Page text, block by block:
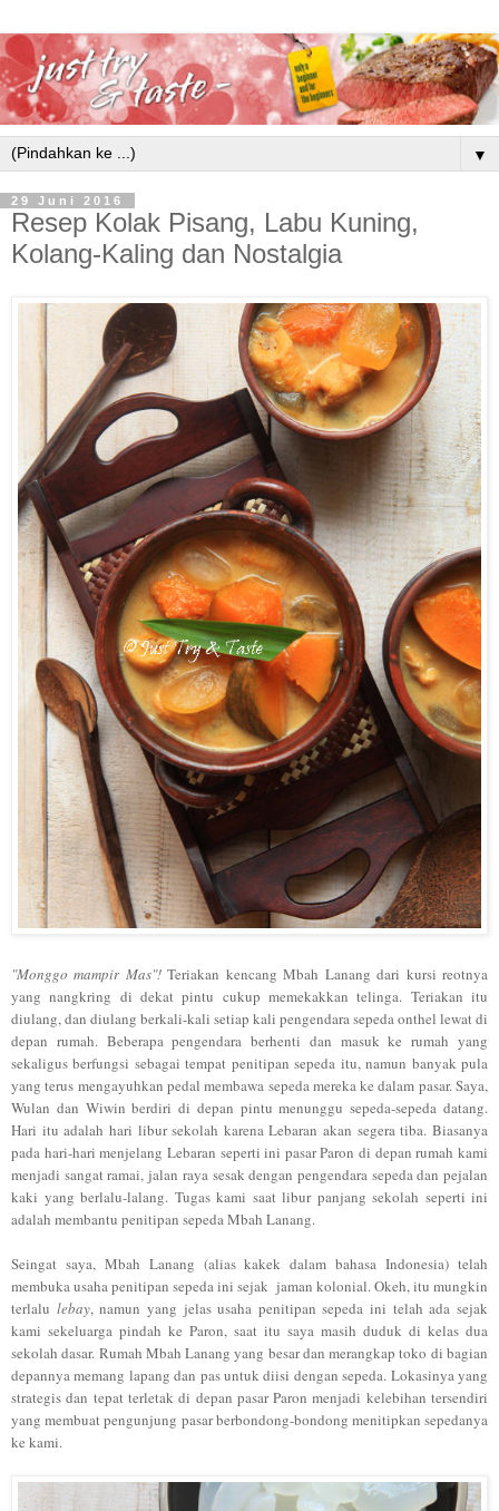
▼
29 Juni 2016
Resep Kolak Pisang, Labu Kuning,
Kolang-Kaling dan Nostalgia
"Monggo mampir Mas"!Teriakan kencangMbah Lanang dari kursi reotnya
yang nangkring di dekatpintu cukup memekakkan telinga. Teriakan itu
diulang,dan diulang berkali-kali setiap kali pengendara sepeda onthel lewat di
depan rumah. Beberapapengendara berhenti dan masukke rumah yang
sekaligus berfungsi sebagai tempat penitipan sepeda itu,namun banyak pula
yangterus mengayuhkan pedal membawa sepeda mereka ke dalam pasar.Saya,
Wulan dan Wiwin berdiri di depan pintu menunggusepeda-sepeda datang.
Hari itu adalah hari libur sekolah karena Lebaran akan segera tiba.Biasanya
pada hari-hari menjelang Lebaran seperti ini pasarParondi depan rumah kami
menjadi sangat ramai, jalan raya sesak dengan pengendara sepeda dan pejalan
kaki yang berlalu-lalang. Tugas kami saat libur panjang sekolah seperti ini
adalah membantu penitipan sepeda Mbah Lanang.
Seingat saya, Mbah Lanang (alias kakek dalam bahasa Indonesia) telah
membuka usaha penitipan sepeda ini sejak jaman kolonial. Okeh, itu mungkin
terlalu lebay, namun yang jelas usaha penitipan sepeda ini telah adasejak
kami sekeluarga pindah ke Paron, saat itu saya masih duduk di kelas dua
sekolah dasar. Rumah Mbah Lanang yang besar danmerangkaptoko di bagian
depannya memang lapang dan pas untuk diisi dengan sepeda. Lokasinya yang
strategis dan tepat terletak di depan pasar Paron menjadi kelebihan tersendiri
yang membuatpengunjung pasarberbondong-bondong menitipkan sepedanya
ke kami.